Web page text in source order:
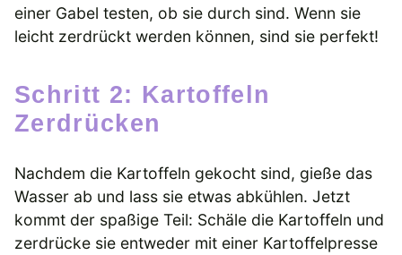
einer Gabel testen, ob sie durch sind. Wenn sie
leicht zerdrückt werden können, sind sie perfekt!
Schritt 2: Kartoffeln
Zerdrücken
Nachdem die Kartoffeln gekocht sind, gieße das
Wasser ab und lass sie etwas abkühlen. Jetzt
kommt der spaßige Teil: Schäle die Kartoffeln und
zerdrücke sie entweder mit einer Kartoffelpresse